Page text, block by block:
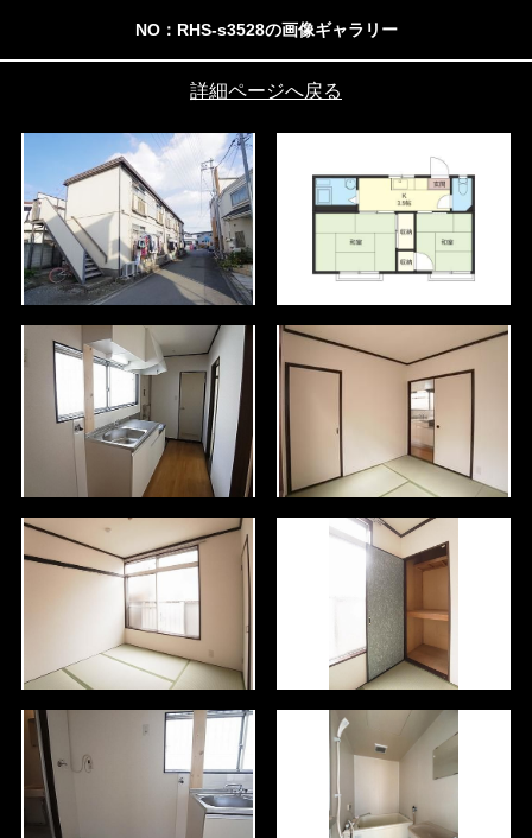
NO：RHS-s3528の画像ギャラリー
詳細ページへ戻る